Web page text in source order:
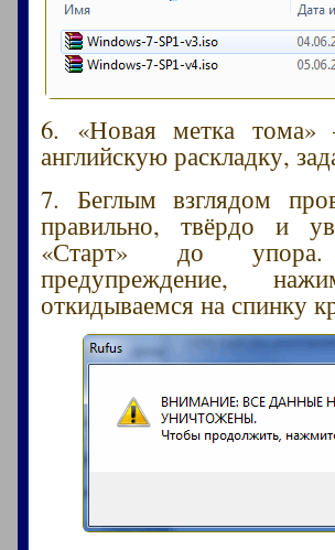
6. «Новая метка тома»
английскую раскладку,
7. Беглым взглядом
правильно, твёрдо и
«Старт» до упора.
предупреждение,
откидываемся на спинку